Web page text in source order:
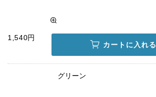
1,540円
カートに入れる
グリーン